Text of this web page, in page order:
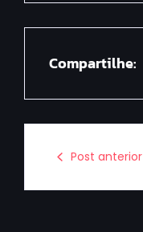
Compartilhe:
Post anterior